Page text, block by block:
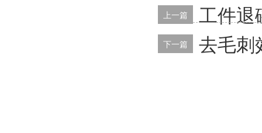
上一篇 工件退
下一篇 去毛刺